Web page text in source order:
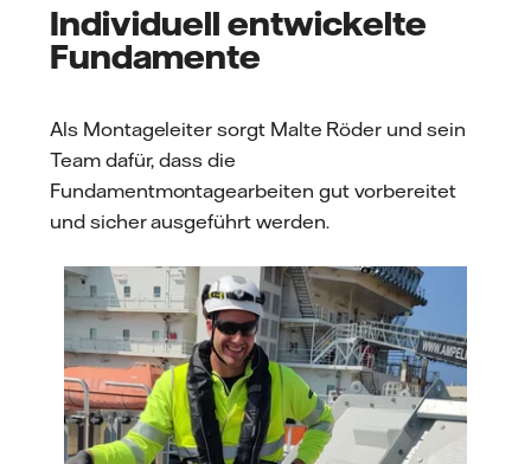
Individuell entwickelte
Fundamente
Als Montageleiter sorgt Malte Röder und sein
Team dafür, dass die
Fundamentmontagearbeiten gut vorbereitet
und sicher ausgeführt werden.